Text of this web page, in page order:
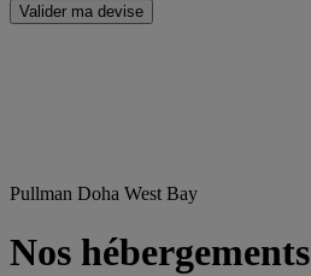
Valider ma devise
Pullman Doha West Bay
Nos hébergements